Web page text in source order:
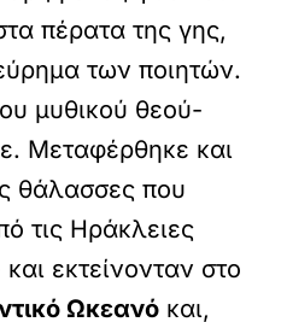
πέρατα της γης,
των ποιητών.
μυθικού θεού-
Μεταφέρθηκε και
θάλασσες που
τις Ηράκλειες
εκτείνονταν στο
Ωκεανό και,